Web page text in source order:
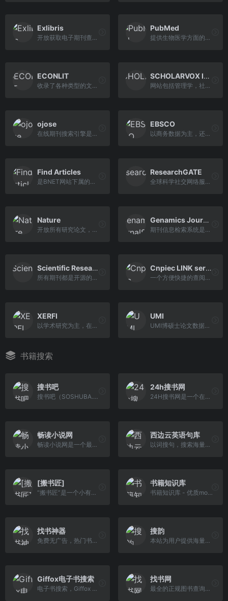
Exlibris
开放获取电子期刊查询系统
PubMed
提供生物医学方面的论文搜寻以及摘要，并且免费搜寻的数据库
ECONLIT
收录了各种类型的文学、经济学方面的文章，主要为英文资料
SCHOLARVOX International
网站包括管理学，社会学，工程学，信息学等学科的电子书，有英文有法文，可在线阅读
ojose
在线期刊搜索引擎是一个强大的免费科学搜索引擎
EBSCO
以商务数据为主，还收录了不少营销学杂志，文献等
Find Articles
是BNET网站下属的信息检索平台
ResearchGATE
全球科学社交网络服务网站
Nature
开放所有研究论文，包括旗下48个杂志
Genamics JournalSeek
期刊信息检索系统是互联网上最大的完全分类的免费期刊信息数据库
Scientific Research Publishing
所有期刊都是开源的，可免费下载所有期刊全文
Cnpiec LINK service
一个方便快捷的查阅国外各类期刊文献的综合网络平台
XERFI
以学术研究为主，在这个网站可以找到各领域的研究报告
UMI
UMI博硕士论文数据库，是很好的国外资源共享平台
书籍搜索
搜书吧
搜书吧（SOSHUBA.COM）- 专业的图书搜索网站，本站汇总几十家网站数据，提供电子书，纸质图书，文学小说，期刊文献等在线搜索，为您提供便捷的电子书搜索体验!
24h搜书网
24H搜书网是一个在线图书搜索平台，提供丰富多样的图书资源，旨在为用户提供便捷、高效的搜索体验。
畅读小说网
畅读小说网是一个最新小说免费下载，热门小说在线观看，最新上线不要钱的小说下载，最新小说大全,为广大小说爱好者提供不花钱的小说素材交流分享的平台。
西边云英语句库
以词搜句，搜索海量句子
[搬书匠]
“搬书匠”是一个小有名气的搬运工神站，站内的资源主要源于站长收集分享而来的各种“编程语言”、“软件开发”等书籍，可以说站长是一名优秀的大自然的搬运工。
书籍知识库
书籍知识库 - 优质mobi,azw3,TXT,PDF,epub格式电子书分享站
找书神器
免费无广告，热门书都有，追更方便。
搜韵
本站为用户提供海量诗词类资料，以及强大的诗词辅助创作工具
Giffox电子书搜索
电子书搜索，Giffox 出品!在这里发现更多开放存取的好书.尊重版权，请勿使用和传播盗版书籍。
找书网
最全的正规图书查询、电子书搜索下载平台！